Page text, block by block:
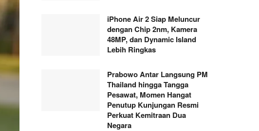
iPhone Air 2 Siap Meluncur
dengan Chip 2nm, Kamera
48MP, dan Dynamic Island
Lebih Ringkas
Prabowo Antar Langsung PM
Thailand hingga Tangga
Pesawat, Momen Hangat
Penutup Kunjungan Resmi
Perkuat Kemitraan Dua
Negara